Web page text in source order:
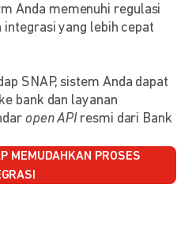
Anda memenuhi regulasi
yang lebih cepat
SNAP, sistem Anda dapat
bank dan layanan
open APIresmi dari Bank
MEMUDAHKAN PROSES